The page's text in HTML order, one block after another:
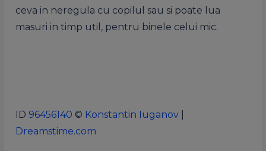
ceva in neregula cu copilul sau si poate lua
masuri in timp util, pentru binele celui mic.
ID 96456140 © Konstantin Iuganov
Dreamstime.com